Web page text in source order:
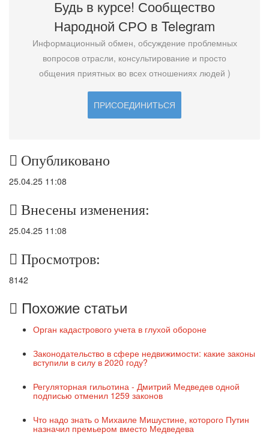
Будь в курсе! Сообщество
Народной СРО в Telegram
Информационный обмен, обсуждение проблемных
вопросов отрасли, консультирование и просто
общения приятных во всех отношениях людей )
ПРИСОЕДИНИТЬСЯ
Опубликовано
25.04.25 11:08
Внесены изменения:
25.04.25 11:08
Просмотров:
8142
Похожие статьи
Орган кадастрового учета в глухой обороне
Законодательство в сфере недвижимости: какие законы
вступили в силу в 2020 году?
Регуляторная гильотина - Дмитрий Медведев одной
подписью отменил 1259 законов
Что надо знать о Михаиле Мишустине, которого Путин
назначил премьером вместо Медведева